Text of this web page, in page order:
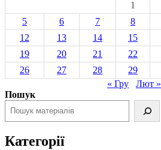
1
5
6 7 8
12
13 14 15
19
20 21 22
26
27 28 29
« Гру
Лют »
Пошук
Категорії